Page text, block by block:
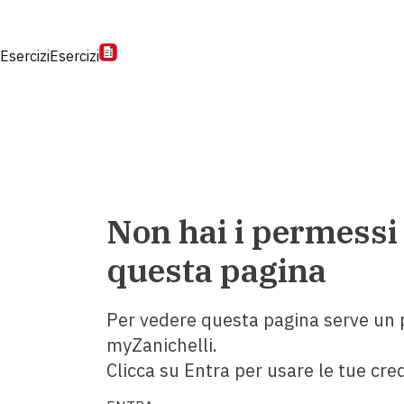
EserciziEsercizi
Non hai i
questa pagina
Per vedere questa pagina serve un
myZanichelli.
Clicca su Entra per usare le tue